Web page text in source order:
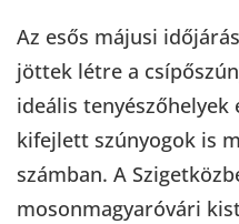
Az esős májusi
jöttek létre a
ideális
kifejlett szúnyogok is
számban. A
mosonmagyaróvári